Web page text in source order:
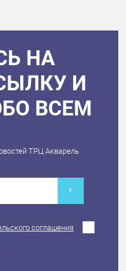
НА
И
ВСЕМ
ТРЦ Акварель
соглашения